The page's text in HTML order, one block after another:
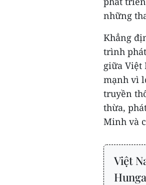
những
Khẳng
trình
giữa Việt
mạnh vì
truyền
thừa,
Minh và
Việt